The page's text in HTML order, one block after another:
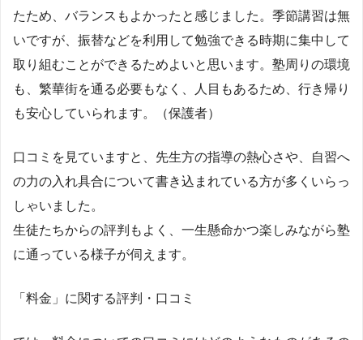
たため、バランスもよかったと感じました。季節講習は無
いですが、振替などを利用して勉強できる時期に集中して
取り組むことができるためよいと思います。塾周りの環境
も、繁華街を通る必要もなく、人目もあるため、行き帰り
も安心していられます。（保護者）
口コミを見ていますと、先生方の指導の熱心さや、自習へ
の力の入れ具合について書き込まれている方が多くいらっ
しゃいました。
生徒たちからの評判もよく、一生懸命かつ楽しみながら塾
に通っている様子が伺えます。
「料金」に関する評判・口コミ